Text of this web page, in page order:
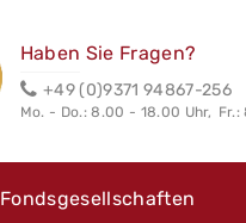
Haben Sie Fragen?
+49 (0)9371 94867-256
Mo. - Do.: 8.00 - 18.00 Uhr, Fr.:
Fondsgesellschaften